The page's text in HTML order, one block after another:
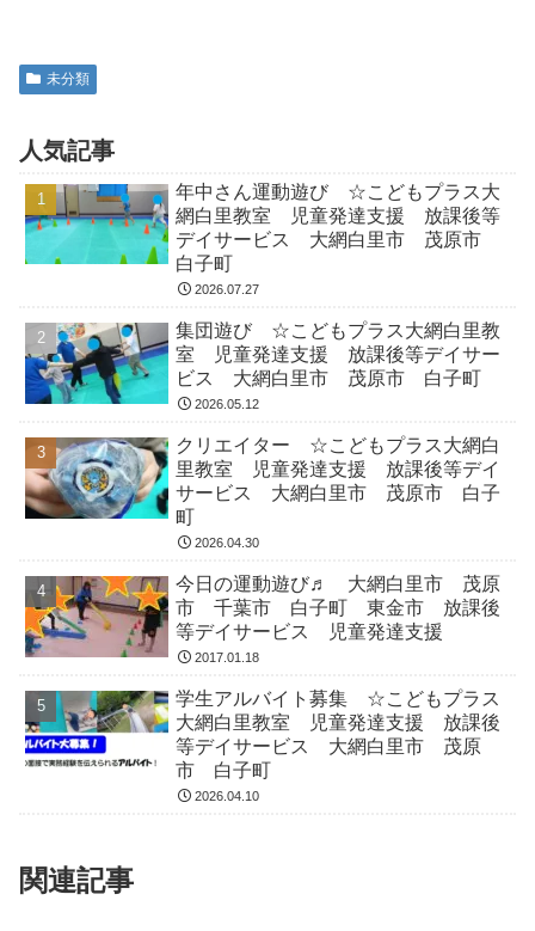
未分類
人気記事
年中さん運動遊び ☆こどもプラス大
網白里教室 児童発達支援 放課後等
デイサービス 大網白里市 茂原市
白子町
2026.07.27
集団遊び ☆こどもプラス大網白里教
室 児童発達支援 放課後等デイサー
ビス 大網白里市 茂原市 白子町
2026.05.12
クリエイター ☆こどもプラス大網白
里教室 児童発達支援 放課後等デイ
サービス 大網白里市 茂原市 白子
町
2026.04.30
今日の運動遊び♬ 大網白里市 茂原
市 千葉市 白子町 東金市 放課後
等デイサービス 児童発達支援
2017.01.18
学生アルバイト募集 ☆こどもプラス
大網白里教室 児童発達支援 放課後
等デイサービス 大網白里市 茂原
市 白子町
2026.04.10
関連記事